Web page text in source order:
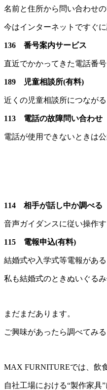
名前と住所から問い合わせ
今はインターネットですぐ
136 番号案内サービス
直近でかかってきた電話番
189 児童相談所(有料)
近くの児童相談所につながる
113 電話の故障問い合わせ
電話が使用できないときは
114 相手が話し中か調べる
音声ガイダンスに従い操作す
115 電報申込(有料)
結婚式や入学式等電報があ
私も結婚式のときぬいぐる
まだまだあります。
ご興味があったら調べてみる
MAX FURNITUREでは、飲
自社工場における“製作家具